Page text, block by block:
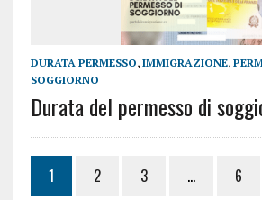
DURATA PERMESSO, IMMIGRAZIONE,
SOGGIORNO
Durata del permesso di
1 2 3 … 6